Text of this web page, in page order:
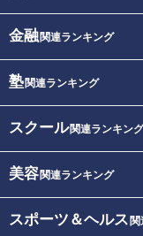
金融関連ランキング
塾関連ランキング
スクール関連ランキング
美容関連ランキング
スポーツ＆ヘルス 関